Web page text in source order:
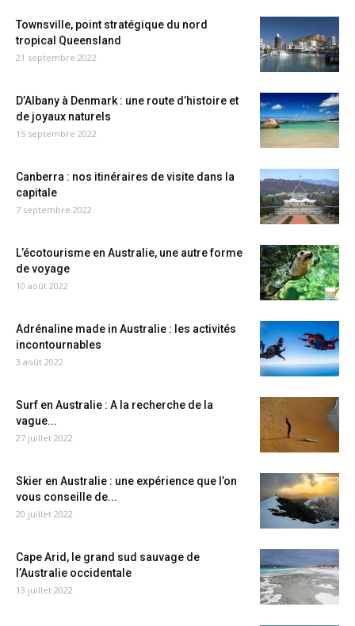
Townsville, point stratégique du nord
tropical Queensland
21 septembre 2022
D’Albany à Denmark : une route d’histoire et
de joyaux naturels
15 septembre 2022
Canberra : nos itinéraires de visite dans la
capitale
7 septembre 2022
L’écotourisme en Australie, une autre forme
de voyage
10 août 2022
Adrénaline made in Australie : les activités
incontournables
3 août 2022
Surf en Australie : A la recherche de la
vague...
27 juillet 2022
Skier en Australie : une expérience que l’on
vous conseille de...
20 juillet 2022
Cape Arid, le grand sud sauvage de
l’Australie occidentale
13 juillet 2022